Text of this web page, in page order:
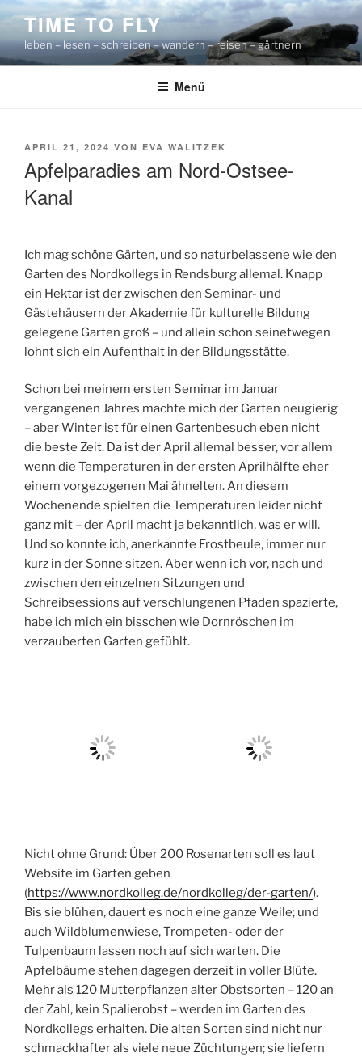
Zum
Inhalt
springen
TIME TO FLY
leben – lesen – schreiben – wandern – reisen – gärtnern
Menü
VERÖFFENTLICHT
APRIL 21, 2024 VON EVA WALITZEK
Apfelparadies am Nord-Ostsee-
Kanal
Ich mag schöne Gärten, und so naturbelassene wie den
Garten des Nordkollegs in Rendsburg allemal. Knapp
ein Hektar ist der zwischen den Seminar- und
Gästehäusern der Akademie für kulturelle Bildung
gelegene Garten groß – und allein schon seinetwegen
lohnt sich ein Aufenthalt in der Bildungsstätte.
Schon bei meinem ersten Seminar im Januar
vergangenen Jahres machte mich der Garten neugierig
– aber Winter ist für einen Gartenbesuch eben nicht
die beste Zeit. Da ist der April allemal besser, vor allem
wenn die Temperaturen in der ersten Aprilhälfte eher
einem vorgezogenen Mai ähnelten. An diesem
Wochenende spielten die Temperaturen leider nicht
ganz mit – der April macht ja bekanntlich, was er will.
Und so konnte ich, anerkannte Frostbeule, immer nur
kurz in der Sonne sitzen. Aber wenn ich vor, nach und
zwischen den einzelnen Sitzungen und
Schreibsessions auf verschlungenen Pfaden spazierte,
habe ich mich ein bisschen wie Dornröschen im
verzauberten Garten gefühlt.
Nicht ohne Grund: Über 200 Rosenarten soll es laut
Website im Garten geben
(https://www.nordkolleg.de/nordkolleg/der-garten/).
Bis sie blühen, dauert es noch eine ganze Weile; und
auch Wildblumenwiese, Trompeten- oder der
Tulpenbaum lassen noch auf sich warten. Die
Apfelbäume stehen dagegen derzeit in voller Blüte.
Mehr als 120 Mutterpflanzen alter Obstsorten – 120 an
der Zahl, kein Spalierobst – werden im Garten des
Nordkollegs erhalten. Die alten Sorten sind nicht nur
schmackhafter als viele neue Züchtungen; sie liefern